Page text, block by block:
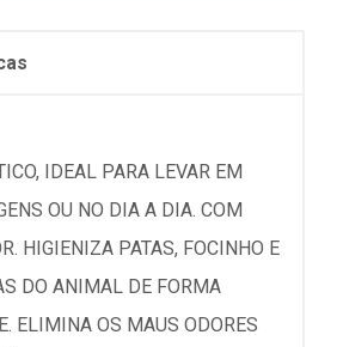
IDEAL PARA LEVAR EM
OU NO DIA A DIA. COM
HIGIENIZA PATAS, FOCINHO E
DO ANIMAL DE FORMA
ELIMINA OS MAUS ODORES